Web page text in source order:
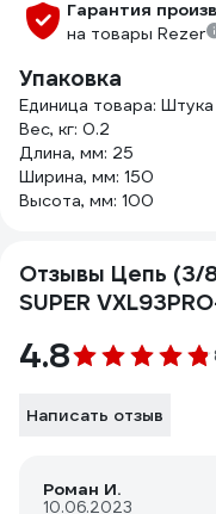
Гарантия
на товары Rezer
Упаковка
Единица товара: Штука
Вес, кг: 0.2
Длина, мм: 25
Ширина, мм: 150
Высота, мм: 100
Отзывы Цепь (3/
SUPER
4.8
Написать отзыв
Роман И.
10.06.2023